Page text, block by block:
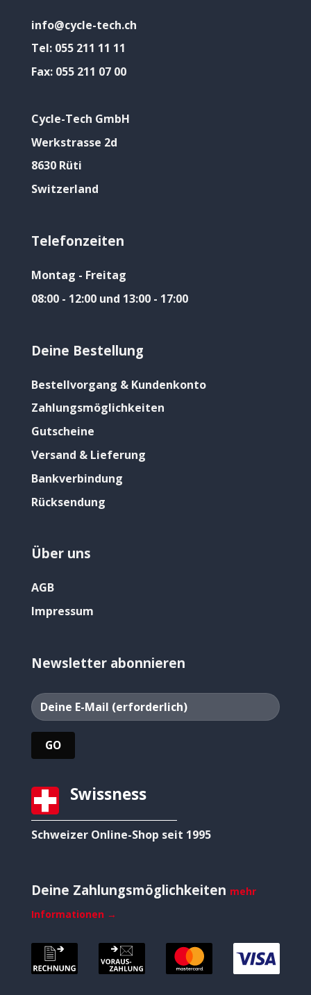
info@cycle-tech.ch
Tel: 055 211 11 11
Fax: 055 211 07 00
Cycle-Tech GmbH
Werkstrasse 2d
8630 Rüti
Switzerland
Telefonzeiten
Montag - Freitag
08:00 - 12:00 und 13:00 - 17:00
Deine Bestellung
Bestellvorgang & Kundenkonto
Zahlungsmöglichkeiten
Gutscheine
Versand & Lieferung
Bankverbindung
Rücksendung
Über uns
AGB
Impressum
Newsletter abonnieren
Swissness
Schweizer Online-Shop seit 1995
Deine Zahlungsmöglichkeiten mehr
Informationen →